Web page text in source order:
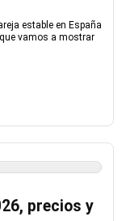
estable en España
vamos a mostrar
precios y